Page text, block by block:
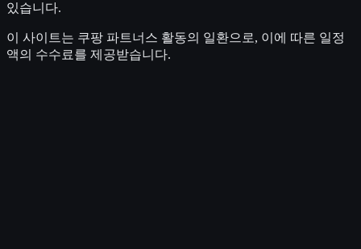
있습니다.
이 사이트는 쿠팡 파트너스 활동의 일환으로, 이에 따른 일정
액의 수수료를 제공받습니다.